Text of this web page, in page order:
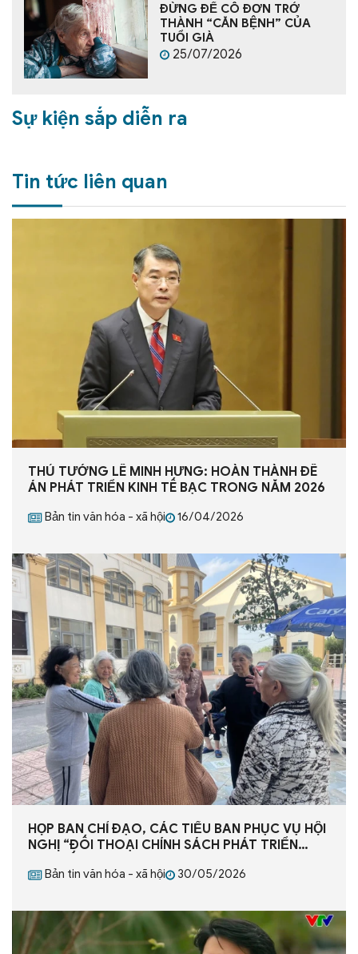
ĐỪNG ĐỂ CÔ ĐƠN TRỞ
THÀNH “CĂN BỆNH” CỦA
TUỔI GIÀ
25/07/2026
Sự kiện sắp diễn ra
Tin tức liên quan
THỦ TƯỚNG LÊ MINH HƯNG: HOÀN THÀNH ĐỀ
ÁN PHÁT TRIỂN KINH TẾ BẠC TRONG NĂM 2026
Bản tin văn hóa - xã hội 16/04/2026
HỌP BAN CHỈ ĐẠO, CÁC TIỂU BAN PHỤC VỤ HỘI
NGHỊ “ĐỐI THOẠI CHÍNH SÁCH PHÁT TRIỂN
Bản tin văn hóa - xã hội 30/05/2026